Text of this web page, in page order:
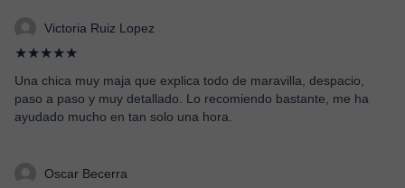
Victoria Ruiz Lopez
★★★★★
Una chica muy maja que explica todo de maravilla, despacio,
paso a paso y muy detallado. Lo recomiendo bastante, me ha
ayudado mucho en tan solo una hora.
Oscar Becerra